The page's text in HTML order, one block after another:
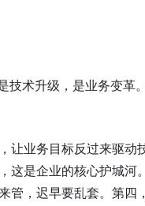
术升级，是业务变革
让业务目标反过来驱动
这是企业的核心护城河
管，迟早要乱套。第四